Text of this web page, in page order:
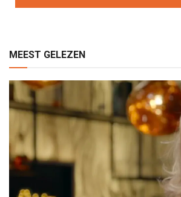
MEEST GELEZEN